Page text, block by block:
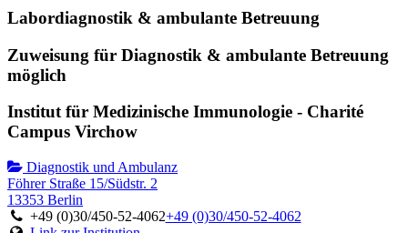
Labordiagnostik & ambulante Betreuung
Zuweisung für Diagnostik & ambulante Betreuung
möglich
Institut für Medizinische Immunologie - Charité
Campus Virchow
Diagnostik und Ambulanz
Föhrer Straße 15/Südstr. 2
13353 Berlin
+49 (0)30/450-52-4062+49 (0)30/450-52-4062